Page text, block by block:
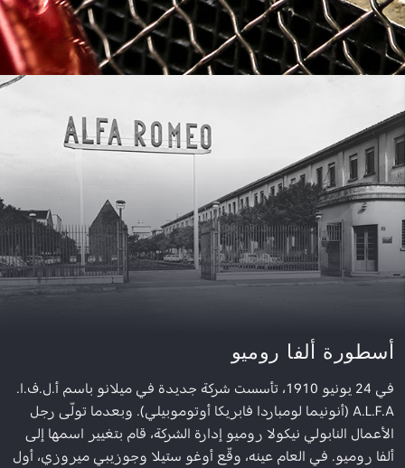
أسطورة ألفا روميو
في 24 يونيو 1910، تأسست شركة جديدة في ميلانو باسم أ.ل.ف.ا.
A.L.F.A (أنونيما لومباردا فابريكا أوتوموبيلي). وبعدما تولّى رجل
الأعمال النابولي نيكولا روميو إدارة الشركة، قام بتغيير اسمها إلى
ألفا روميو. في العام عينه، وقّع أوغو ستيلا وجوزيبي ميروزي، أول